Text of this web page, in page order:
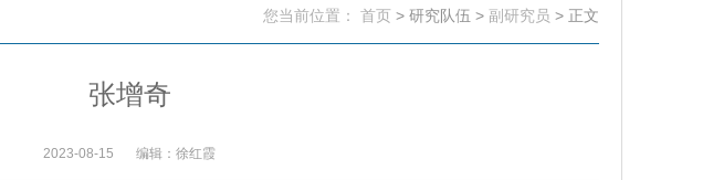
您当前位置： 首页 > 研究队伍 > 副研究员 > 正文
张增奇
2023-08-15 编辑：徐红霞